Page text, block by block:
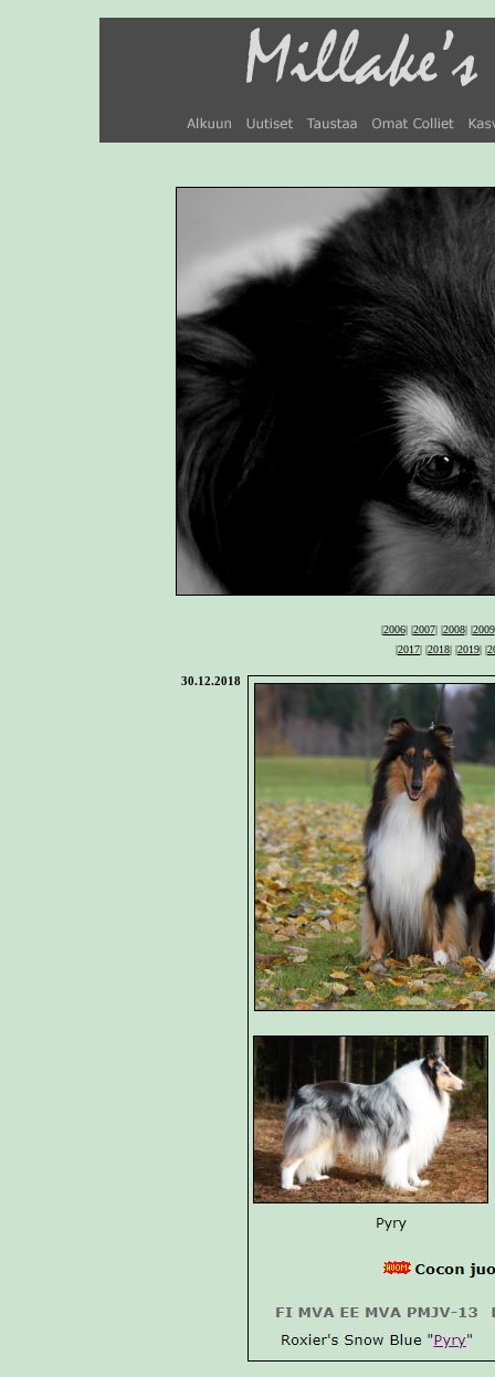
|2006| |2007| |2008| |2009
|2017| |2018| |2019| |
30.12.2018